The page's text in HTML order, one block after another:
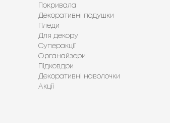
Покривала
Декоративні подушки
Пледи
Для декору
Суперакції
Органайзери
Підковдри
Декоративні наволочки
Акції